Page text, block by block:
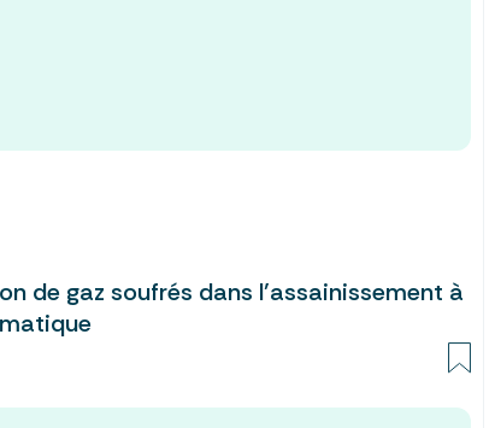
de gaz soufrés dans l’assainissement à